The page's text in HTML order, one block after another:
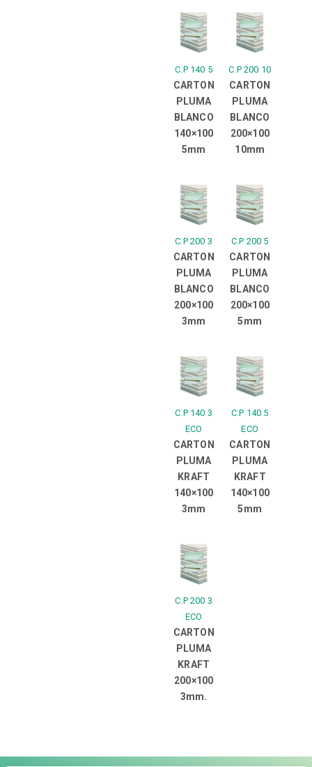
C.P 140 5
CARTON
PLUMA
BLANCO
140×100
5mm
C.P 200 10
CARTON
PLUMA
BLANCO
200×100
10mm
C.P 200 3
CARTON
PLUMA
BLANCO
200×100
3mm
C.P 200 5
CARTON
PLUMA
BLANCO
200×100
5mm
C.P 140 3
ECO
CARTON
PLUMA
KRAFT
140×100
3mm
C.P 140 5
ECO
CARTON
PLUMA
KRAFT
140×100
5mm
C.P 200 3
ECO
CARTON
PLUMA
KRAFT
200×100
3mm.